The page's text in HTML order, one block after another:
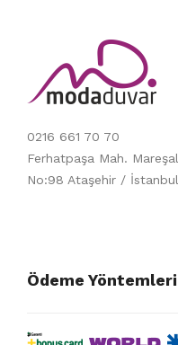
0216 661 70 70
Ferhatpaşa Mah.
No:98 Ataşehir / İstanbul
Ödeme Yöntemleri